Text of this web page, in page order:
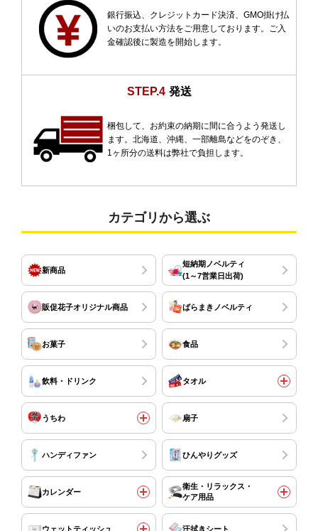
銀行振込、クレジットカード決済、GMO掛け払
いのお支払い方法をご用意しております。ご入
金確認後に製造を開始します。
STEP.4 発送
梱包して、お約束の納期に間に合うよう発送し
ます。北海道、沖縄、一部離島などをのぞき、
1ヶ所分の送料は弊社で負担します。
カテゴリから選ぶ
新商品
短納期ノベルティ
(1～7営業日出荷)
販促花子オリジナル商品 ばらまきノベルティ
お菓子 食品
飲料・ドリンク タオル
うちわ 扇子
ハンディファン ひんやりグッズ
カレンダー
衛生・リラックス・
ケア用品
ウェットティッシュ 汗拭きシート